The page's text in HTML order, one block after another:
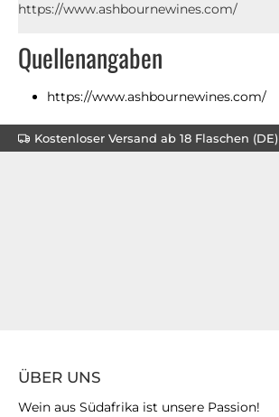
https://www.ashbournewines.com/
Quellenangaben
https://www.ashbournewines.com/
Kostenloser Versand ab 18 Flaschen (DE)
ÜBER UNS
Wein aus Südafrika ist unsere Passion!